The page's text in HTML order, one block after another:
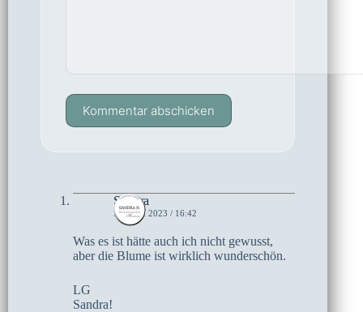
Kommentar abschicken
Sandra
22. MAI 2023 / 16:42
Was es ist hätte auch ich nicht gewusst,
aber die Blume ist wirklich wunderschön.
LG
Sandra!